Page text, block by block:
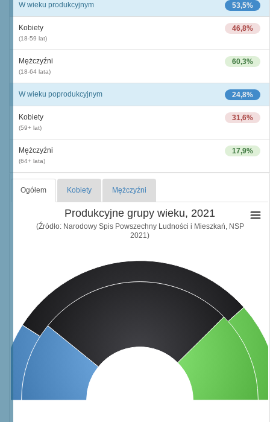
53,5%
W wieku produkcyjnym
46,8%
Kobiety
(18-59 lat)
60,3%
Mężczyźni
(18-64 lata)
24,8%
W wieku poprodukcyjnym
31,6%
Kobiety
(59+ lat)
17,9%
Mężczyźni
(64+ lata)
Ogółem Kobiety Mężczyźni
Produkcyjne grupy wieku, 2021
(Źródło: Narodowy Spis Powszechny Ludności i Mieszkań, NSP
2021)